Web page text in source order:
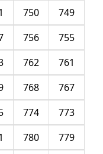
749
750
755
756
761
762
767
768
773
774
779
780